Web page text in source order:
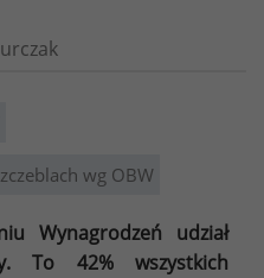
wg OBW
Wynagrodzeń udział
To 42% wszystkich